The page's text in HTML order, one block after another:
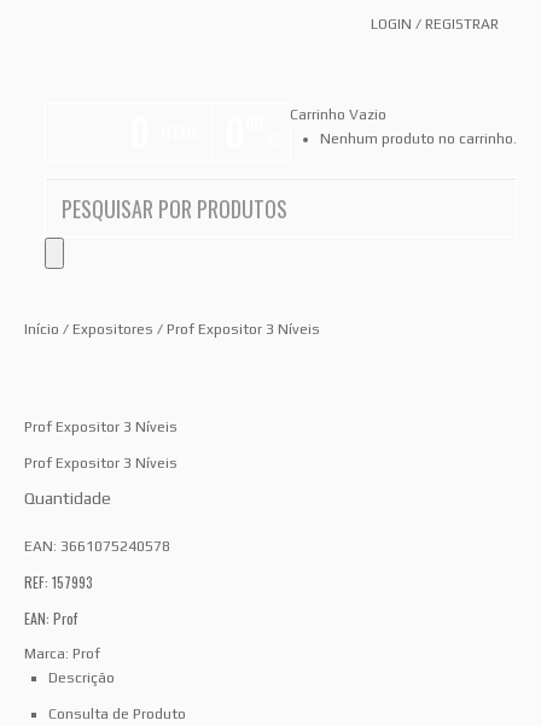
LOGIN / REGISTRAR
Carrinho Vazio
Nenhum produto no carrinho.
Início / Expositores / Prof Expositor 3 Níveis
Prof Expositor 3 Níveis
Prof Expositor 3 Níveis
Quantidade
EAN: 3661075240578
REF: 157993
EAN: Prof
Marca: Prof
Descrição
Consulta de Produto